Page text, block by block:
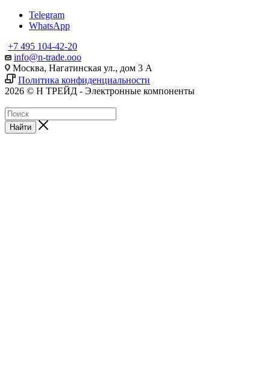
Telegram
WhatsApp
+7 495 104-42-20
info@n-trade.ooo
Москва, Нагатинская ул., дом 3 А
Политика конфиденциальности
2026 © Н ТРЕЙД - Электронные компоненты
Найти